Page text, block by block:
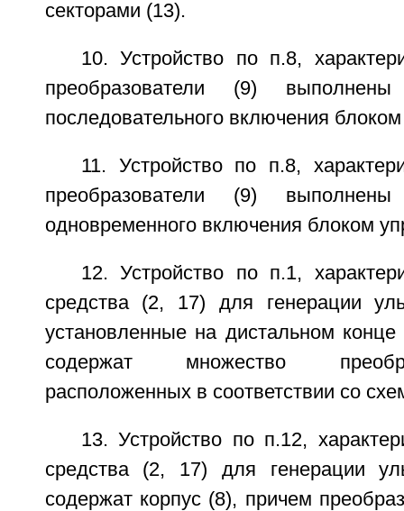
секторами (13).
10. Устройство по п.8,
преобразователи (9)
последовательного включения
11. Устройство по п.8,
преобразователи (9)
одновременного включения блоком
12. Устройство по п.1,
средства (2, 17) для генерации
установленные на дистальном конце
содержат множество
расположенных в соответствии со
13. Устройство по п.12,
средства (2, 17) для генерации
содержат корпус (8), причем